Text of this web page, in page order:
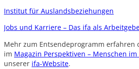
Institut für Auslandsbeziehungen
Jobs und Karriere – Das ifa als
Mehr zum Entsendeprogramm erfahren
im Magazin Perspektiven – Menschen im
unserer ifa-Website.